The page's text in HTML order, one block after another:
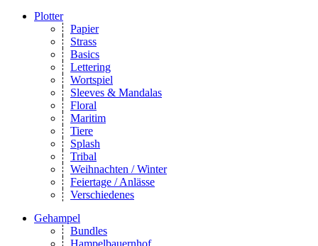
Plotter
Papier
Strass
Basics
Lettering
Wortspiel
Sleeves & Mandalas
Floral
Maritim
Tiere
Splash
Tribal
Weihnachten / Winter
Feiertage / Anlässe
Verschiedenes
Gehampel
Bundles